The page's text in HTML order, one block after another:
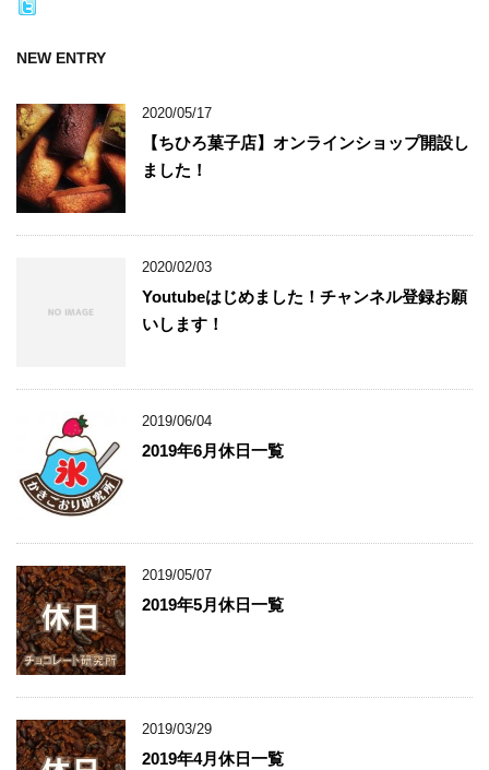
NEW ENTRY
2020/05/17
【ちひろ菓子店】オンラインショップ開設し
ました！
2020/02/03
Youtubeはじめました！チャンネル登録お願
いします！
2019/06/04
2019年6月休日一覧
2019/05/07
2019年5月休日一覧
2019/03/29
2019年4月休日一覧